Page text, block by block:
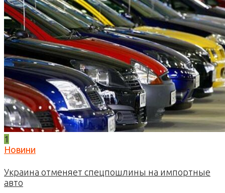
1
Новини
Украина отменяет спецпошлины на импортные
авто